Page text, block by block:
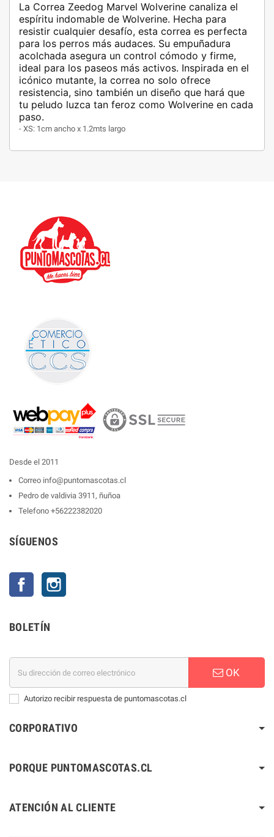
La Correa Zeedog Marvel Wolverine canaliza el
espíritu indomable de Wolverine. Hecha para
resistir cualquier desafío, esta correa es perfecta
para los perros más audaces. Su empuñadura
acolchada asegura un control cómodo y firme,
ideal para los paseos más activos. Inspirada en el
icónico mutante, la correa no solo ofrece
resistencia, sino también un diseño que hará que
tu peludo luzca tan feroz como Wolverine en cada
paso.
- XS: 1cm ancho x 1.2mts largo
Desde el 2011
Correo info@puntomascotas.cl
Pedro de valdivia 3911, ñuñoa
Telefono +56222382020
SÍGUENOS
Facebook
BOLETÍN
OK
Autorizo recibir respuesta de puntomascotas.cl
CORPORATIVO
PORQUE PUNTOMASCOTAS.CL
ATENCIÓN AL CLIENTE